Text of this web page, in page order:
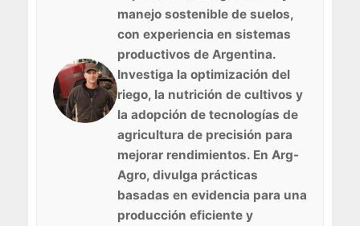
manejo sostenible de suelos,
con experiencia en sistemas
productivos de Argentina.
Investiga la optimización del
riego, la nutrición de cultivos y
la adopción de tecnologías de
agricultura de precisión para
mejorar rendimientos. En Arg-
Agro, divulga prácticas
basadas en evidencia para una
producción eficiente y